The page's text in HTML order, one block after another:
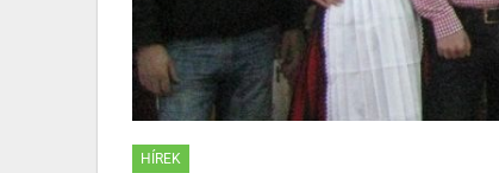
HÍREK